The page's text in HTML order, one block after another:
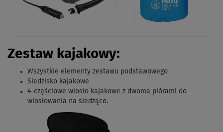
Zestaw kajakowy:
Wszystkie elementy zestawu podstawowego
Siedzisko kajakowe
4-częściowe wiosło kajakowe z dwoma piórami do
wiosłowania na siedząco.